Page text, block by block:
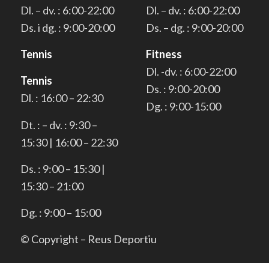
Dl. – dv. : 6:00-22:00
Ds. i dg. : 9:00-20:00
Tennis
Tennis
Dl. : 16:00 – 22:30
Dt. : – dv. : 9:30 –
15:30 | 16:00 – 22:30
Ds. : 9:00 – 15:30 |
15:30 – 21:00
Dg. : 9:00 – 15:00
Dl. – dv. : 6:00-22:00
Ds. – dg. : 9:00-20:00
Fitness
Dl. -dv. : 6:00-22:00
Ds. : 9:00-20:00
Dg. : 9:00-15:00
© Copyright – Reus Deportiu